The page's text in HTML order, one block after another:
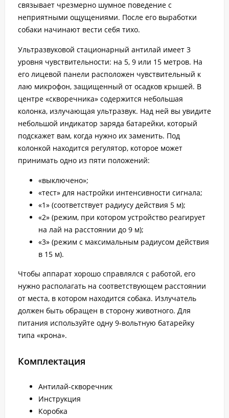
связывает чрезмерно шумное поведение с
неприятными ощущениями. После его выработки
собаки начинают вести себя тихо.
Ультразвуковой стационарный антилай имеет 3
уровня чувствительности: на 5, 9 или 15 метров. На
его лицевой панели расположен чувствительный к
лаю микрофон, защищенный от осадков крышей. В
центре «скворечника» содержится небольшая
колонка, излучающая ультразвук. Над ней вы увидите
небольшой индикатор заряда батарейки, который
подскажет вам, когда нужно их заменить. Под
колонкой находится регулятор, которое может
принимать одно из пяти положений:
«выключено»;
«тест» для настройки интенсивности сигнала;
«1» (соответствует радиусу действия 5 м);
«2» (режим, при котором устройство реагирует
на лай на расстоянии до 9 м);
«3» (режим с максимальным радиусом действия
в 15 м).
Чтобы аппарат хорошо справлялся с работой, его
нужно располагать на соответствующем расстоянии
от места, в котором находится собака. Излучатель
должен быть обращен в сторону животного. Для
питания используйте одну 9-вольтную батарейку
типа «крона».
Комплектация
Антилай-скворечник
Инструкция
Коробка